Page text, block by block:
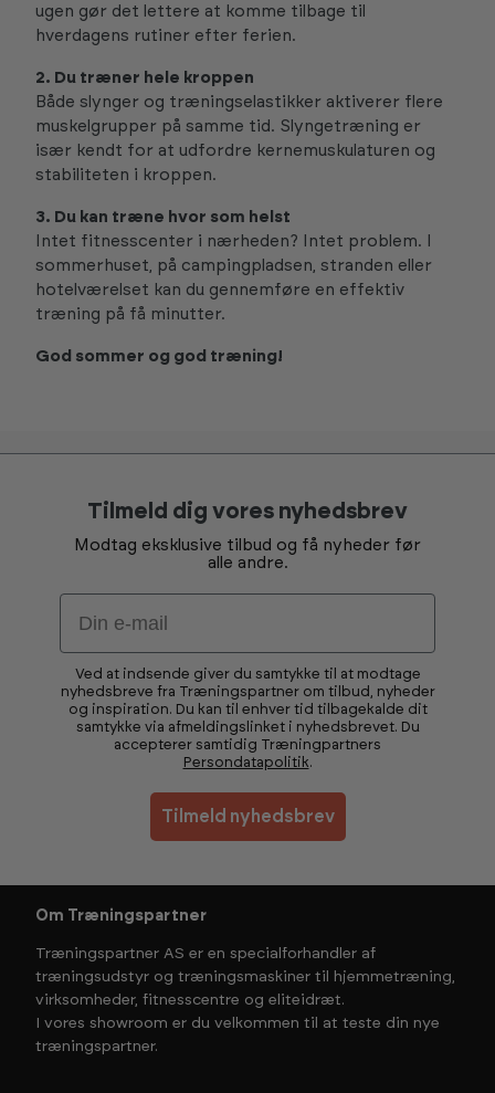
ugen gør det lettere at komme tilbage til
hverdagens rutiner efter ferien.
2. Du træner hele kroppen
Både slynger og træningselastikker aktiverer flere
muskelgrupper på samme tid. Slyngetræning er
især kendt for at udfordre kernemuskulaturen og
stabiliteten i kroppen.
3. Du kan træne hvor som helst
Intet fitnesscenter i nærheden? Intet problem. I
sommerhuset, på campingpladsen, stranden eller
hotelværelset kan du gennemføre en effektiv
træning på få minutter.
God sommer og god træning!
Tilmeld dig vores nyhedsbrev
Modtag eksklusive tilbud og få nyheder før
alle andre.
Email
Ved at indsende giver du samtykke til at modtage
nyhedsbreve fra Træningspartner om tilbud, nyheder
og inspiration. Du kan til enhver tid tilbagekalde dit
samtykke via afmeldingslinket i nyhedsbrevet. Du
accepterer samtidig Træningpartners
Persondatapolitik.
Tilmeld nyhedsbrev
Om Træningspartner
Træningspartner AS er en specialforhandler af
træningsudstyr og træningsmaskiner til hjemmetræning,
virksomheder, fitnesscentre og eliteidræt.
I vores showroom er du velkommen til at teste din nye
træningspartner.